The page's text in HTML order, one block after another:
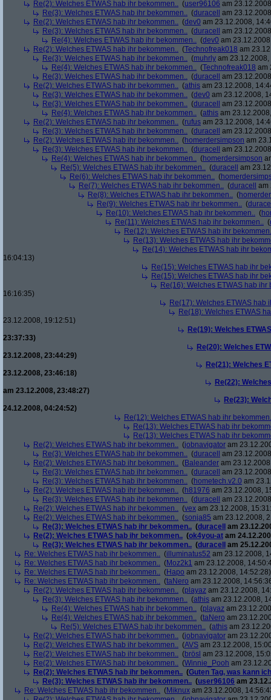
Re(2): Welches ETWAS hab ihr bekommen.. (user96106 am
Re(3): Welches ETWAS hab ihr bekommen.. (duracell
am
Re(2): Welches ETWAS hab ihr bekommen.. (dev0 am 23.12.2008,
Re(3): Welches ETWAS hab ihr bekommen.. (duracell
am
Re(4): Welches ETWAS hab ihr bekommen.. (dev0 am
Re(2): Welches ETWAS hab ihr bekommen.. (Technofreak018 am
Re(3): Welches ETWAS hab ihr bekommen.. (muhrly am
Re(4): Welches ETWAS hab ihr bekommen.. (Technofreak018 am
Re(3): Welches ETWAS hab ihr bekommen.. (duracell
am
Re(2): Welches ETWAS hab ihr bekommen.. (athis am 23.12.2008,
Re(3): Welches ETWAS hab ihr bekommen.. (dev0 am 23.12.2008,
Re(3): Welches ETWAS hab ihr bekommen.. (duracell
am
Re(4): Welches ETWAS hab ihr bekommen.. (athis am
Re(2): Welches ETWAS hab ihr bekommen.. (rufus am 23.12.2008,
Re(3): Welches ETWAS hab ihr bekommen.. (duracell
am
Re(2): Welches ETWAS hab ihr bekommen.. (homerdersimpson am
Re(3): Welches ETWAS hab ihr bekommen.. (duracell
am
Re(4): Welches ETWAS hab ihr bekommen.. (homerdersimpson
Re(5): Welches ETWAS hab ihr bekommen.. (duracell
am
Re(6): Welches ETWAS hab ihr bekommen.. (
Re(7): Welches ETWAS hab ihr bekommen.. (duracell
am
Re(8): Welches ETWAS hab ihr bekommen.. (
Re(9): Welches ETWAS hab ihr bekommen.. (
Re(10): Welches ETWAS hab ihr bekommen.. (
Re(11): Welches ETWAS hab ihr bekommen.. (
Re(12): Welches ETWAS hab ihr
Re(13): Welches ETWAS hab ihr
Re(14): Welches ETWAS hab ihr
16:04:13)
Re(15): Welches ETWAS hab ihr
Re(15): Welches ETWAS hab ihr
Re(16): Welches ETWAS hab ihr
16:16:35)
Re(17): Welches ETWAS hab
Re(18): Welches ETWAS
23.12.2008, 19:12:51)
Re(19): Welches
23:37:33)
Re(20): Welches
23.12.2008, 23:44:29)
Re(21): Welches
23.12.2008, 23:46:18)
Re(22):
am 23.12.2008, 23:48:27)
Re(23):
24.12.2008, 04:24:52)
Re(12): Welches ETWAS hab ihr
Re(13): Welches ETWAS hab ihr
Re(13): Welches ETWAS hab ihr
Re(2): Welches ETWAS hab ihr bekommen.. (jobnavigator am
Re(3): Welches ETWAS hab ihr bekommen.. (duracell
am
Re(2): Welches ETWAS hab ihr bekommen.. (Baleander am
Re(3): Welches ETWAS hab ihr bekommen.. (duracell
am
Re(3): Welches ETWAS hab ihr bekommen.. (hometech.v2.0 am
Re(2): Welches ETWAS hab ihr bekommen.. (h81976 am 23.12.2008,
Re(3): Welches ETWAS hab ihr bekommen.. (duracell
am
Re(2): Welches ETWAS hab ihr bekommen.. (vex am 23.12.2008,
Re(2): Welches ETWAS hab ihr bekommen.. (sonja85 am 23.12.2008,
Re(3): Welches ETWAS hab ihr bekommen.. (duracell
am
Re(2): Welches ETWAS hab ihr bekommen.. (ok4you-at am
Re(3): Welches ETWAS hab ihr bekommen.. (duracell
am
Re: Welches ETWAS hab ihr bekommen.. (illuminatus52 am 23.12.2008,
Re: Welches ETWAS hab ihr bekommen.. (Moz2k1 am 23.12.2008,
Re: Welches ETWAS hab ihr bekommen.. (Hapo am 23.12.2008, 14:52:28)
Re: Welches ETWAS hab ihr bekommen.. (taNero am 23.12.2008,
Re(2): Welches ETWAS hab ihr bekommen.. (playaz am 23.12.2008,
Re(3): Welches ETWAS hab ihr bekommen.. (athis am 23.12.2008,
Re(4): Welches ETWAS hab ihr bekommen.. (playaz am
Re(4): Welches ETWAS hab ihr bekommen.. (taNero am
Re(5): Welches ETWAS hab ihr bekommen.. (athis am
Re(2): Welches ETWAS hab ihr bekommen.. (jobnavigator am
Re(2): Welches ETWAS hab ihr bekommen.. (AVS am 23.12.2008,
Re(2): Welches ETWAS hab ihr bekommen.. (brösl am 23.12.2008,
Re(2): Welches ETWAS hab ihr bekommen.. (Winnie_Pooh am
Re(2): Welches ETWAS hab ihr bekommen.. (Guten Tag, was kann
Re(3): Welches ETWAS hab ihr bekommen.. (user96106 am
Re: Welches ETWAS hab ihr bekommen.. (Miknux am 23.12.2008,